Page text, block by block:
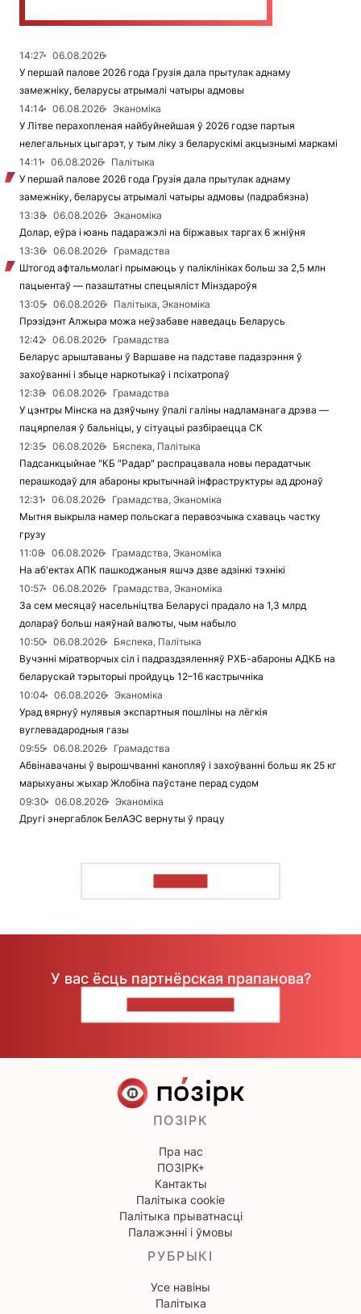
14:27
06.08.2026
У першай палове 2026 года Грузія дала прытулак аднаму
замежніку, беларусы атрымалі чатыры адмовы
14:14
06.08.2026
Эканоміка
У Літве перахопленая найбуйнейшая ў 2026 годзе партыя
нелегальных цыгарэт, у тым ліку з беларускімі акцызнымі маркамі
14:11
06.08.2026
Палітыка
У першай палове 2026 года Грузія дала прытулак аднаму
замежніку, беларусы атрымалі чатыры адмовы (падрабязна)
13:38
06.08.2026
Эканоміка
Долар, еўра і юань падаражэлі на біржавых таргах 6 жніўня
13:36
06.08.2026
Грамадства
Штогод афтальмолагі прымаюць у паліклініках больш за 2,5 млн
пацыентаў — пазаштатны спецыяліст Мінздароўя
13:05
06.08.2026
Палітыка, Эканоміка
Прэзідэнт Алжыра можа неўзабаве наведаць Беларусь
12:42
06.08.2026
Грамадства
Беларус арыштаваны ў Варшаве на падставе падазрэння ў
захоўванні і збыце наркотыкаў і псіхатропаў
12:38
06.08.2026
Грамадства
У цэнтры Мінска на дзяўчыну ўпалі галіны надламанага дрэва —
пацярпелая ў бальніцы, у сітуацыі разбіраецца СК
12:35
06.08.2026
Бяспека, Палітыка
Падсанкцыйнае "КБ "Радар" распрацавала новы перадатчык
перашкодаў для абароны крытычнай інфраструктуры ад дронаў
12:31
06.08.2026
Грамадства, Эканоміка
Мытня выкрыла намер польскага перавозчыка схаваць частку
грузу
11:08
06.08.2026
Грамадства, Эканоміка
На аб'ектах АПК пашкоджаныя яшчэ дзве адзінкі тэхнікі
10:57
06.08.2026
Грамадства, Эканоміка
За сем месяцаў насельніцтва Беларусі прадало на 1,3 млрд
долараў больш наяўнай валюты, чым набыло
10:50
06.08.2026
Бяспека, Палітыка
Вучэнні міратворчых сіл і падраздзяленняў РХБ-абароны АДКБ на
беларускай тэрыторыі пройдуць 12–16 кастрычніка
10:04
06.08.2026
Эканоміка
Урад вярнуў нулявыя экспартныя пошліны на лёгкія
вуглевадародныя газы
09:55
06.08.2026
Грамадства
Абвінавачаны ў вырошчванні канопляў і захоўванні больш як 25 кг
марыхуаны жыхар Жлобіна паўстане перад судом
09:30
06.08.2026
Эканоміка
Другі энергаблок БелАЭС вернуты ў працу
У вас ёсць партнёрская прапанова?
ПОЗІРК
Пра нас
ПОЗІРК+
Кантакты
Палітыка cookie
Палітыка прыватнасці
Палажэнні і ўмовы
РУБРЫКІ
Усе навіны
Палітыка